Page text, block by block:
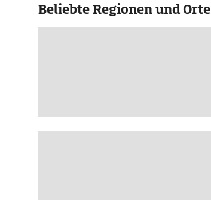
Beliebte Regionen und Orte